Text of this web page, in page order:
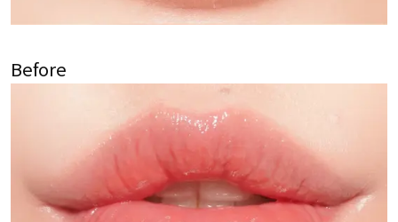
Before